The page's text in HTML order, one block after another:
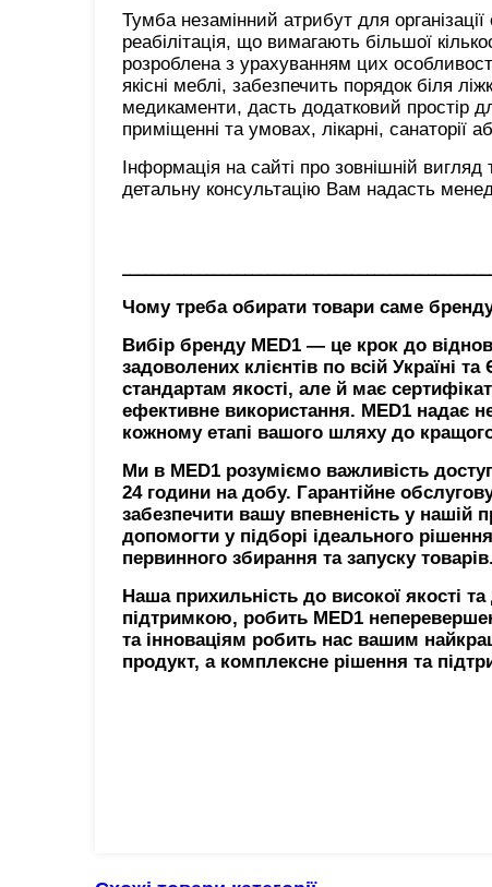
Тумба незамінний атрибут для
реабілітація, що вимагають більшої
розроблена з урахуванням цих
якісні меблі, забезпечить порядок біля
медикаменти, дасть додатковий простір
приміщенні та умовах, лікарні, санаторії
Інформація на сайті про зовнішній
детальну консультацію Вам надасть
Чому треба обирати товари саме
Вибір бренду MED1 — це крок до
задоволених клієнтів по всій Україні
стандартам якості, але й має
ефективне використання. MED1 надає
кожному етапі вашого шляху до
Ми в MED1 розуміємо важливість
24 години на добу. Гарантійне
забезпечити вашу впевненість у нашій
допомогти у підборі ідеального
первинного збирання та запуску товарів.
Наша прихильність до високої якості
підтримкою, робить MED1
та інноваціям робить нас вашим
продукт, а комплексне рішення та